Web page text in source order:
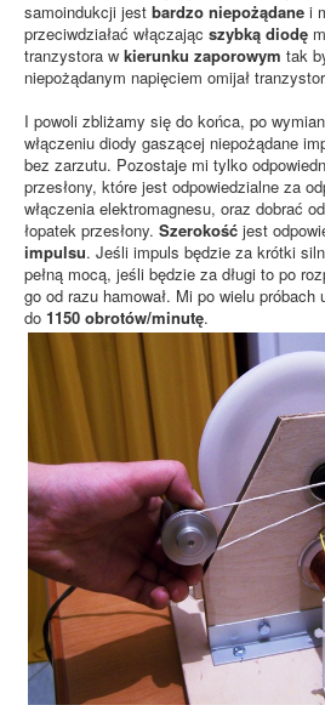
samoindukcji jest bardzo niepożądane i
przeciwdziałać włączając szybką diodę
tranzystora w kierunku zaporowym tak
niepożądanym napięciem omijał
I powoli zbliżamy się do końca, po
włączeniu diody gaszącej niepożądane
bez zarzutu. Pozostaje mi tylko
przesłony, które jest odpowiedzialne za
włączenia elektromagnesu, oraz dobrać
łopatek przesłony. Szerokość jest
impulsu. Jeśli impuls będzie za krótki
pełną mocą, jeśli będzie za długi to po
go od razu hamował. Mi po wielu próbach
do 1150 obrotów/minutę.